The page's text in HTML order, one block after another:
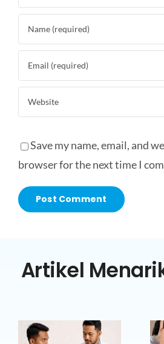
Save my name, email, and
browser for the next time I
Artikel